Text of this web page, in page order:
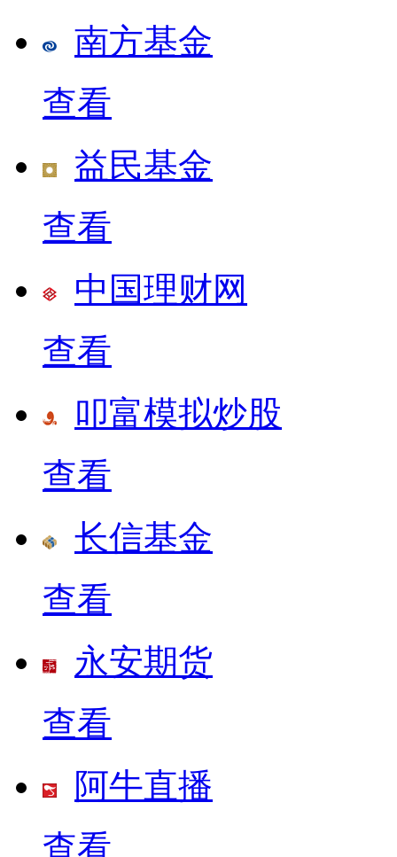
南方基金
查看
益民基金
查看
中国理财网
查看
叩富模拟炒股
查看
长信基金
查看
永安期货
查看
阿牛直播
查看